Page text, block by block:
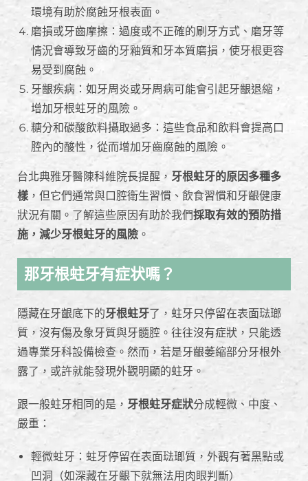
環境有助於腐蝕牙根表面。
磨損或牙齒摩擦：過度或不正確的刷牙方式、磨牙等
情況會導致牙齒的牙釉質和牙本質磨損，使牙根更容
易受到腐蝕。
牙齦疾病：如牙周炎或牙周病可能會引起牙齦退縮，
增加牙根蛀牙的風險。
糖分和碳酸飲料攝取過多：這些食品和飲料會提高口
腔內的酸性，從而增加牙齒腐蝕的風險。
台北典雅牙醫陳科維院長提醒， 牙根蛀牙的原因多種多
樣 ，但它們通常與口腔衛生習慣、飲食習慣和牙齦健康
狀況有關。了解這些原因有助於我們採取有效的預防措
施，減少牙根蛀牙的風險 。
那牙根蛀牙有症状嗎？
隱藏在牙齦底下的牙根蛀牙了，蛀牙只停留在表面琺瑯
質，沒有傷及象牙質與牙髓腔。往往沒有症狀，只能透
過專業牙科設備檢查。然而，若是牙齦萎縮部分牙根外
露了，或許就能發現外觀明顯的蛀牙。
跟一般蛀牙相同的是， 牙根蛀牙症狀分成輕微、中度、
嚴重：
輕微蛀牙：蛀牙停留在表面琺瑯質，外觀有著黑點或
凹洞（如深藏在牙齦下就無法用肉眼判斷）